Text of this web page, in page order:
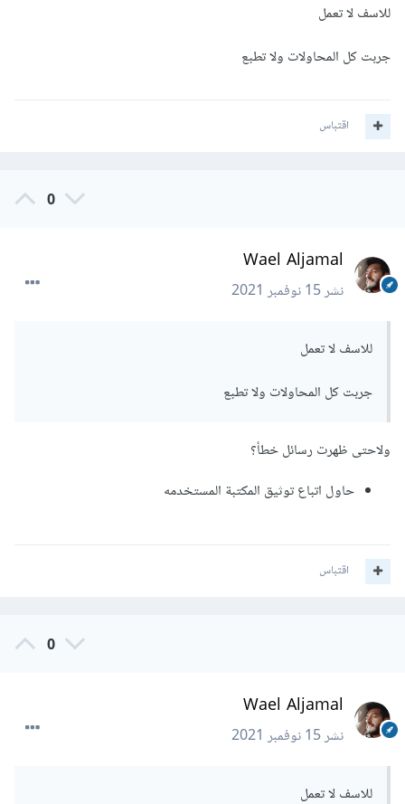
للاسف لا تعمل
جربت كل المحاولات ولا تطبع
اقتباس
0
Wael Aljamal
نشر15 نوفمبر 2021
للاسف لا تعمل
جربت كل المحاولات ولا تطبع
ولاحتى ظهرت رسائل خطأ؟
حاول اتباع توثيق المكتبة المستخدمه
اقتباس
0
Wael Aljamal
نشر15 نوفمبر 2021
للاسف لا تعمل